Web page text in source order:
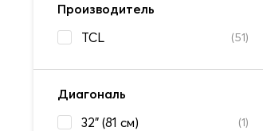
Производитель
TCL
(51)
Диагональ
32" (81 см)
(1)